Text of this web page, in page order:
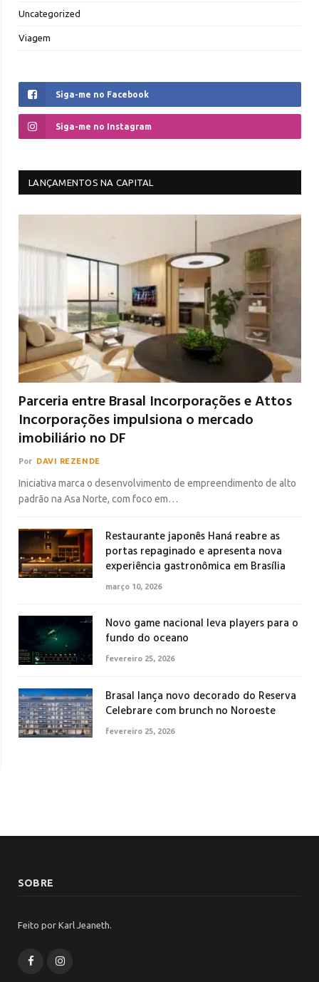
Uncategorized
Viagem
Siga-me no Facebook
Siga-me no Instagram
LANÇAMENTOS NA CAPITAL
Parceria entre Brasal Incorporações e Attos
Incorporações impulsiona o mercado
imobiliário no DF
Por DAVI REZENDE
Iniciativa marca o desenvolvimento de empreendimento de alto
padrão na Asa Norte, com foco em…
Restaurante japonês Haná reabre as
portas repaginado e apresenta nova
experiência gastronômica em Brasília
março 10, 2026
Novo game nacional leva players para o
fundo do oceano
fevereiro 25, 2026
Brasal lança novo decorado do Reserva
Celebrare com brunch no Noroeste
fevereiro 25, 2026
SOBRE
Feito por Karl Jeaneth.
FacebookInstagram